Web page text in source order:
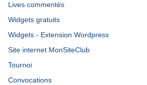
Lives commentés
Widgets gratuits
Widgets - Extension Wordpress
Site internet MonSiteClub
Tournoi
Convocations